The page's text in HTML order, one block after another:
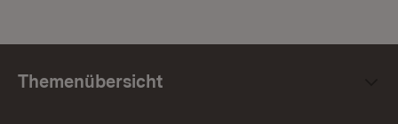
Themenübersicht